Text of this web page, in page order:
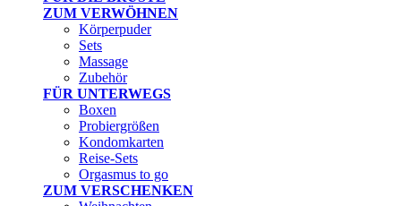
ZUM VERWÖHNEN
Körperpuder
Sets
Massage
Zubehör
FÜR UNTERWEGS
Boxen
Probiergrößen
Kondomkarten
Reise-Sets
Orgasmus to go
ZUM VERSCHENKEN